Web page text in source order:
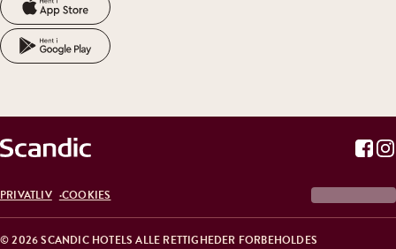
© 2026 SCANDIC HOTELS ALLE RETTIGHEDER FORBEHOLDES
PRIVATLIV COOKIES